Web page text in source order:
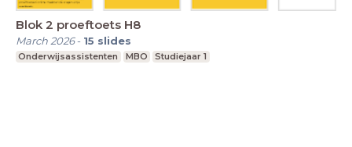
Blok 2 proeftoets H8
March 2026- 15 slides
Onderwijsassistenten MBO Studiejaar 1